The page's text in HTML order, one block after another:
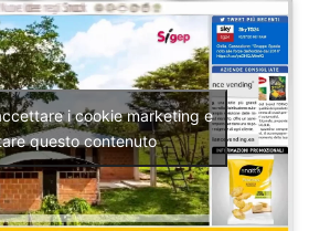
i cookie marketing e
questo contenuto